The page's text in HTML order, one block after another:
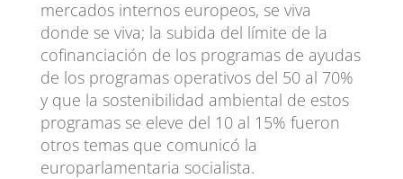
mercados internos europeos, se viva
donde se viva; la subida del límite de la
cofinanciación de los programas de ayudas
de los programas operativos del 50 al 70%
y que la sostenibilidad ambiental de estos
programas se eleve del 10 al 15% fueron
otros temas que comunicó la
europarlamentaria socialista.